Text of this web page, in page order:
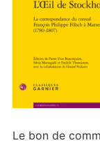
Le bon de